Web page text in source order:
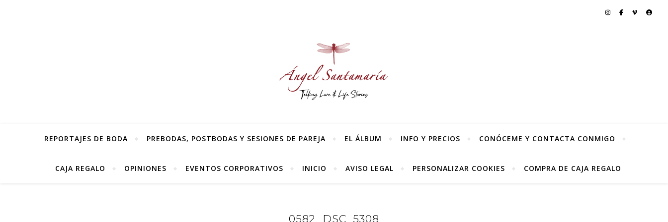
REPORTAJES DE BODA PREBODAS, POSTBODAS Y SESIONES DE PAREJA EL ÁLBUM INFO Y PRECIOS CONÓCEME Y CONTACTA CONMIGO
CAJA REGALO OPINIONES EVENTOS CORPORATIVOS INICIO AVISO LEGAL PERSONALIZAR COOKIES COMPRA DE CAJA REGALO
0582_DSC_5308